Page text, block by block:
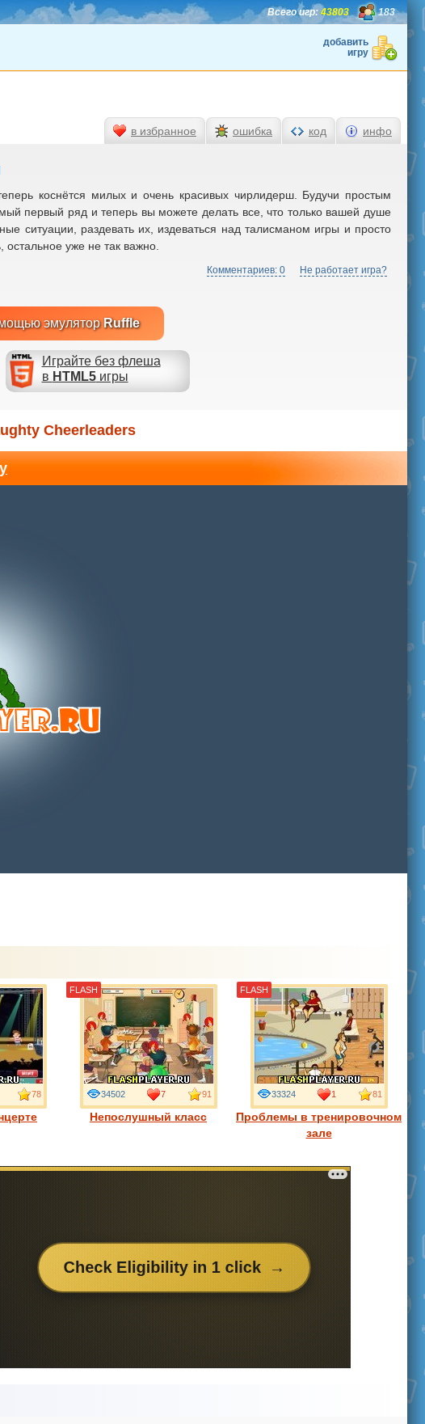
183
Всего игр:43803
добавить
игру
коснётся милых и очень красивых чирлидерш. Будучи простым
первый ряд и теперь вы можете делать все, что только вашей душе
ситуации, раздевать их, издеваться над талисманом игры и просто
остальное уже не так важно.
Комментариев: 0 Не работает игра?
эмулятор Ruffle
Играйте без флеша
в HTML5игры
в избранное ошибка код инфо
Cheerleaders
78
Непослушный класс
34502 7 91
FLASH
Проблемы в тренировочном
зале
33324 1 81
FLASH